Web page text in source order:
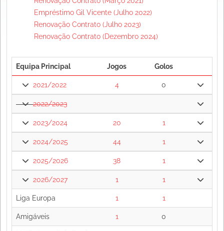
Empréstimo Gil Vicente (Julho 2022)
Renovação Contrato (Julho 2023)
Renovação Contrato (Dezembro 2024)
Equipa Principal Jogos Golos
2021/2022 4 0
2022/2023
2023/2024 20 1
2024/2025 44 1
2025/2026 38 1
2026/2027 1 1
Liga Europa 1 1
Amigáveis 1 0